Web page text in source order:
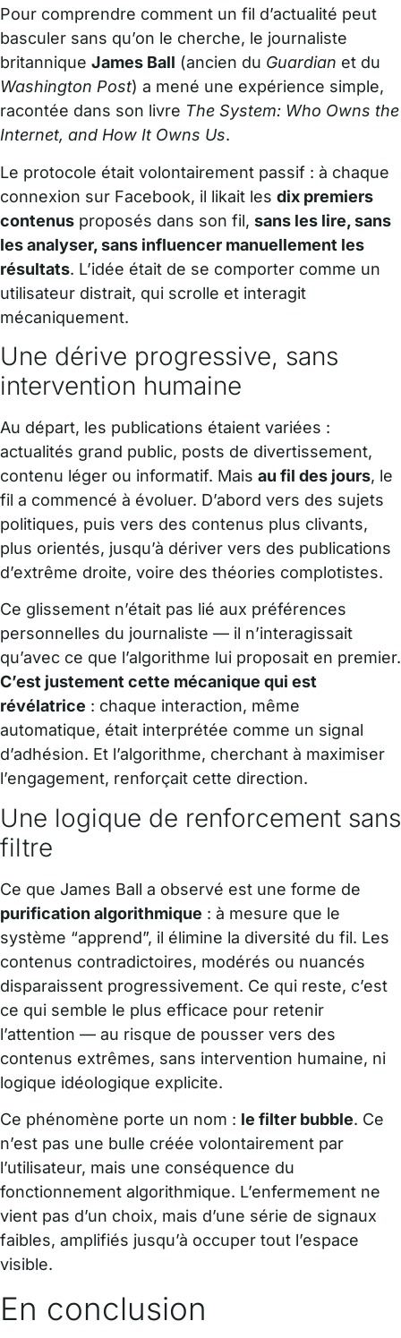
Pour comprendre comment un fil d’actualité peut
basculer sans qu’on le cherche, le journaliste
britannique James Ball (ancien du Guardian et du
Washington Post) a mené une expérience simple,
racontée dans son livre The System: Who Owns the
Internet, and How It Owns Us.
Le protocole était volontairement passif : à chaque
connexion sur Facebook, il likait les dix premiers
contenus proposés dans son fil, sans les lire, sans
les analyser, sans influencer manuellement les
résultats. L’idée était de se comporter comme un
utilisateur distrait, qui scrolle et interagit
mécaniquement.
Une dérive progressive, sans
intervention humaine
Au départ, les publications étaient variées :
actualités grand public, posts de divertissement,
contenu léger ou informatif. Mais au fil des jours, le
fil a commencé à évoluer. D’abord vers des sujets
politiques, puis vers des contenus plus clivants,
plus orientés, jusqu’à dériver vers des publications
d’extrême droite, voire des théories complotistes.
Ce glissement n’était pas lié aux préférences
personnelles du journaliste — il n’interagissait
qu’avec ce que l’algorithme lui proposait en premier.
C’est justement cette mécanique qui est
révélatrice : chaque interaction, même
automatique, était interprétée comme un signal
d’adhésion. Et l’algorithme, cherchant à maximiser
l’engagement, renforçait cette direction.
Une logique de renforcement sans
filtre
Ce que James Ball a observé est une forme de
purification algorithmique : à mesure que le
système “apprend”, il élimine la diversité du fil. Les
contenus contradictoires, modérés ou nuancés
disparaissent progressivement. Ce qui reste, c’est
ce qui semble le plus efficace pour retenir
l’attention — au risque de pousser vers des
contenus extrêmes, sans intervention humaine, ni
logique idéologique explicite.
Ce phénomène porte un nom : le filter bubble. Ce
n’est pas une bulle créée volontairement par
l’utilisateur, mais une conséquence du
fonctionnement algorithmique. L’enfermement ne
vient pas d’un choix, mais d’une série de signaux
faibles, amplifiés jusqu’à occuper tout l’espace
visible.
En conclusion